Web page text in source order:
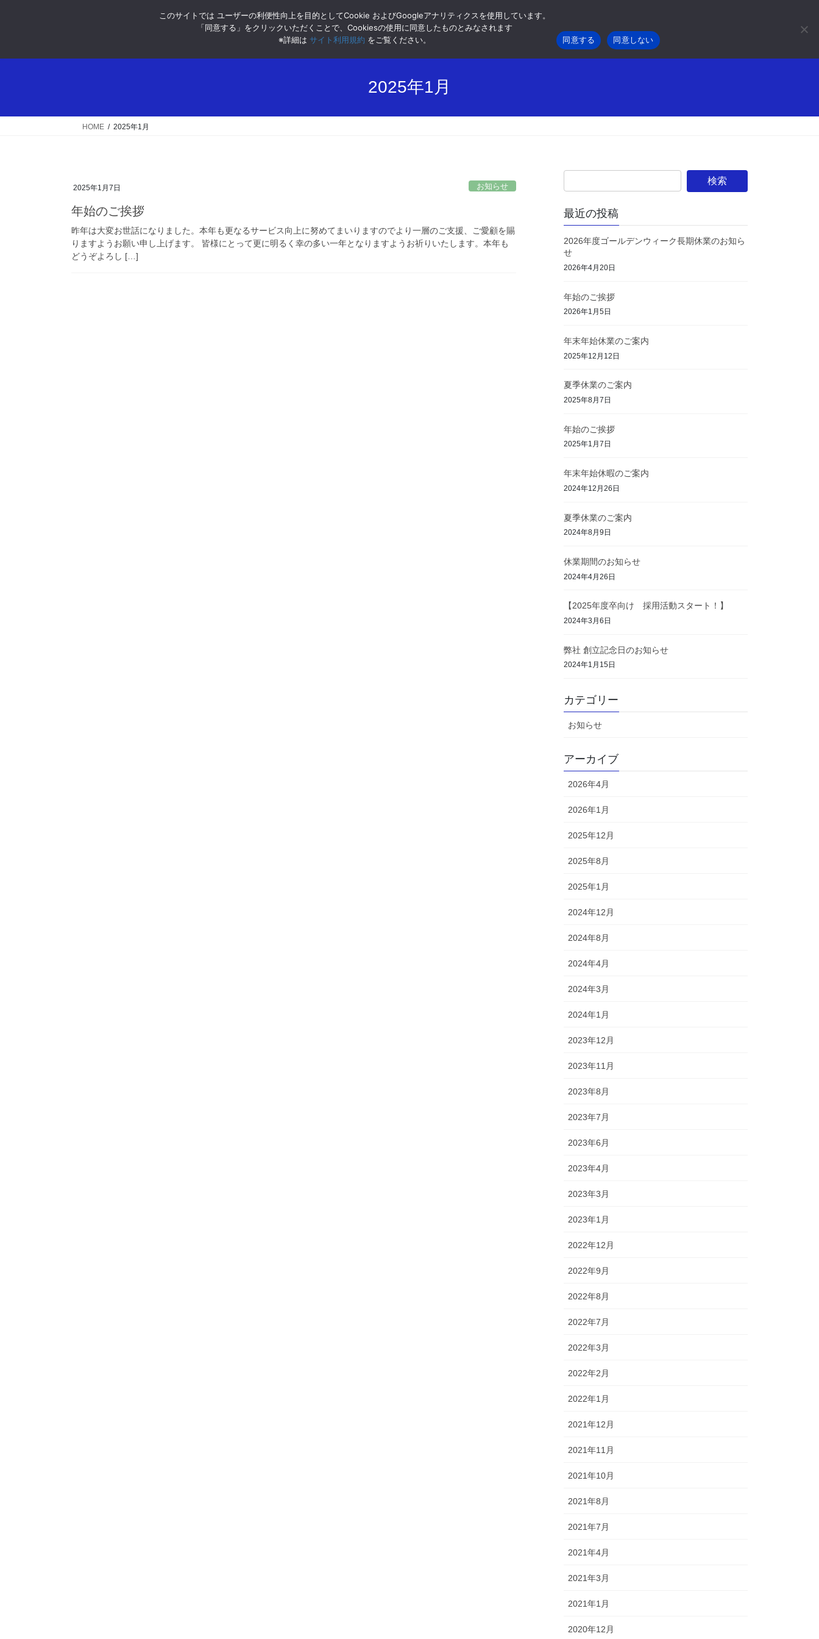
ホーム 企業理念
2025年1月
HOME 2025年1月
2025年1月7日 お知らせ
年始のご挨拶
昨年は大変お世話になりました。本年も更なるサービス向上に努めてまいりますのでより一層のご支援、ご愛顧を賜
りますようお願い申し上げます。 皆様にとって更に明るく幸の多い一年となりますようお祈りいたします。本年も
どうぞよろし […]
最近の投稿
2026年度ゴールデンウィーク長期休業のお知ら
せ
2026年4月20日
年始のご挨拶
2026年1月5日
年末年始休業のご案内
2025年12月12日
夏季休業のご案内
2025年8月7日
年始のご挨拶
2025年1月7日
年末年始休暇のご案内
2024年12月26日
夏季休業のご案内
2024年8月9日
休業期間のお知らせ
2024年4月26日
【2025年度卒向け 採用活動スタート！】
2024年3月6日
弊社 創立記念日のお知らせ
2024年1月15日
カテゴリー
お知らせ
アーカイブ
2026年4月
2026年1月
2025年12月
2025年8月
2025年1月
2024年12月
2024年8月
2024年4月
2024年3月
2024年1月
2023年12月
2023年11月
2023年8月
2023年7月
2023年6月
2023年4月
2023年3月
2023年1月
2022年12月
2022年9月
2022年8月
2022年7月
2022年3月
2022年2月
2022年1月
2021年12月
2021年11月
2021年10月
2021年8月
2021年7月
2021年4月
2021年3月
2021年1月
2020年12月
このサイトでは ユーザーの利便性向上を目的としてCookie およびGoogleアナリティクスを使用しています。
「同意する」をクリックいただくことで、Cookiesの使用に同意したものとみなされます
※詳細はサイト利用規約 をご覧ください。 同意する 同意しない